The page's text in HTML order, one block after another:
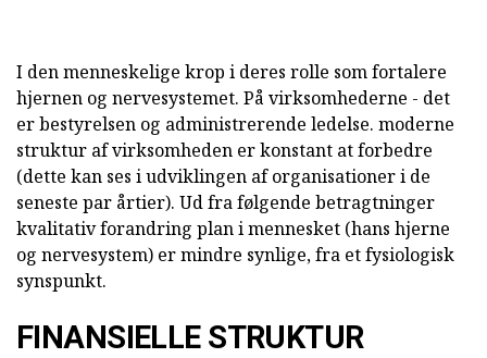
I den menneskelige krop i deres rolle som fortalere
hjernen og nervesystemet. På virksomhederne - det
er bestyrelsen og administrerende ledelse. moderne
struktur af virksomheden er konstant at forbedre
(dette kan ses i udviklingen af organisationer i de
seneste par årtier). Ud fra følgende betragtninger
kvalitativ forandring plan i mennesket (hans hjerne
og nervesystem) er mindre synlige, fra et fysiologisk
synspunkt.
FINANSIELLE STRUKTUR